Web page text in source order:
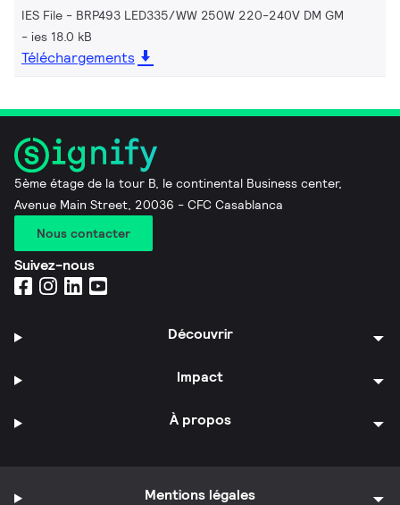
IES File - BRP493 LED335/WW 250W 220-240V DM GM
ies 18.0 kB
Téléchargements
5ème étage de la tour B, le continental Business center,
Avenue Main Street, 20036 - CFC Casablanca
Nous contacter
Suivez-nous
Découvrir
Impact
À propos
Mentions légales